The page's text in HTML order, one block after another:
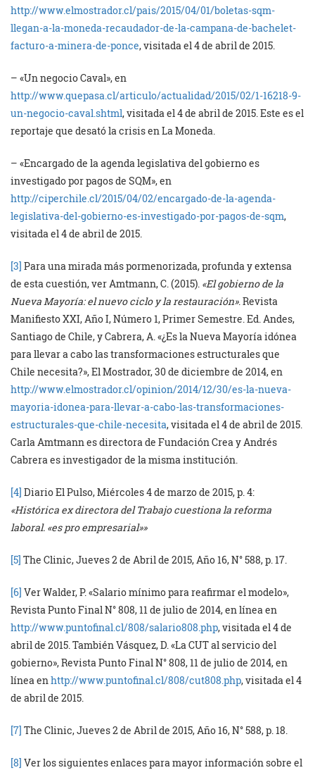
http://www.elmostrador.cl/pais/2015/04/01/boletas-sqm-
llegan-a-la-moneda-recaudador-de-la-campana-de-bachelet-
facturo-a-minera-de-ponce, visitada el 4 de abril de 2015.
– «Un negocio Caval», en
http://www.quepasa.cl/articulo/actualidad/2015/02/1-16218-9-
un-negocio-caval.shtml, visitada el 4 de abril de 2015. Este es el
reportaje que desató la crisis en La Moneda.
– «Encargado de la agenda legislativa del gobierno es
investigado por pagos de SQM», en
http://ciperchile.cl/2015/04/02/encargado-de-la-agenda-
legislativa-del-gobierno-es-investigado-por-pagos-de-sqm,
visitada el 4 de abril de 2015.
[3] Para una mirada más pormenorizada, profunda y extensa
de esta cuestión, ver Amtmann, C. (2015). «El gobierno de la
Nueva Mayoría: el nuevo ciclo y la restauración». Revista
Manifiesto XXI, Año I, Número 1, Primer Semestre. Ed. Andes,
Santiago de Chile, y Cabrera, A. «¿Es la Nueva Mayoría idónea
para llevar a cabo las transformaciones estructurales que
Chile necesita?», El Mostrador, 30 de diciembre de 2014, en
http://www.elmostrador.cl/opinion/2014/12/30/es-la-nueva-
mayoria-idonea-para-llevar-a-cabo-las-transformaciones-
estructurales-que-chile-necesita, visitada el 4 de abril de 2015.
Carla Amtmann es directora de Fundación Crea y Andrés
Cabrera es investigador de la misma institución.
[4] Diario El Pulso, Miércoles 4 de marzo de 2015, p. 4:
«Histórica ex directora del Trabajo cuestiona la reforma
laboral. «es pro empresarial»»
[5] The Clinic, Jueves 2 de Abril de 2015, Año 16, N° 588, p. 17.
[6] Ver Walder, P. «Salario mínimo para reafirmar el modelo»,
Revista Punto Final N° 808, 11 de julio de 2014, en línea en
http://www.puntofinal.cl/808/salario808.php, visitada el 4 de
abril de 2015. También Vásquez, D. «La CUT al servicio del
gobierno», Revista Punto Final N° 808, 11 de julio de 2014, en
línea en http://www.puntofinal.cl/808/cut808.php, visitada el 4
de abril de 2015.
[7] The Clinic, Jueves 2 de Abril de 2015, Año 16, N° 588, p. 18.
[8] Ver los siguientes enlaces para mayor información sobre el